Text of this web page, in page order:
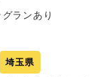
ランあり
埼玉県